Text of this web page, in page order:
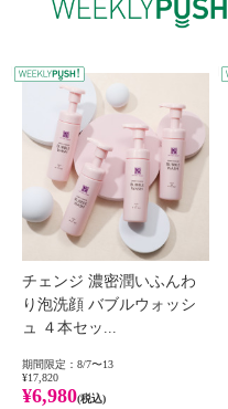
チェンジ 濃密潤いふんわ
り泡洗顔 バブルウォッシ
ュ ４本セッ...
期間限定：8/7〜13
¥17,820
¥6,980(税込)